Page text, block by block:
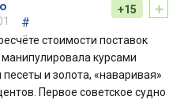
+
+15
#
стоимости поставок
курсами
и золота, «наваривая»
Первое советское судно